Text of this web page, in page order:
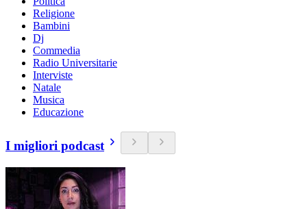
Religione
Bambini
Dj
Commedia
Radio Universitarie
Interviste
Natale
Musica
Educazione
I migliori podcast